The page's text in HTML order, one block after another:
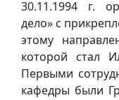
30.11.1994 г.
дело» с
этому
которой стал
Первыми
кафедры были